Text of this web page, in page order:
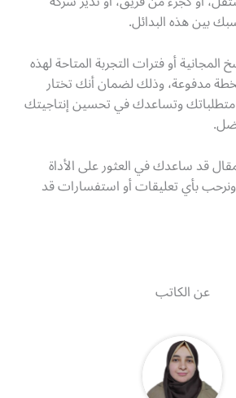
بين هذه البدائل.
المجانية أو فترات التجربة المتاحة لهذه
بخطة مدفوعة، وذلك لضمان أنك تختار
متطلباتك وتساعدك في تحسين إنتاجيتك
قد ساعدك في العثور على الأداة
ونرحب بأي تعليقات أو استفسارات قد
عن الكاتب